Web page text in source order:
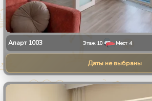
Апарт 1003 Этаж 10 Мест 4
Даты не выбраны